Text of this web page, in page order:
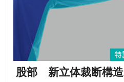
股部 新立体裁断構造